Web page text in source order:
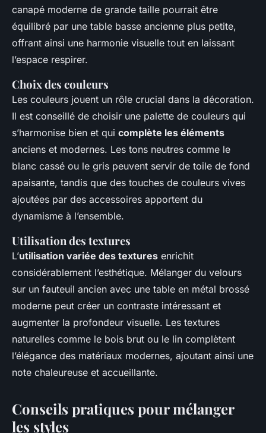
canapé moderne de grande taille pourrait être
équilibré par une table basse ancienne plus petite,
offrant ainsi une harmonie visuelle tout en laissant
l’espace respirer.
Choix des couleurs
Les couleurs jouent un rôle crucial dans la décoration.
Il est conseillé de choisir une palette de couleurs qui
s’harmonise bien et qui complète les éléments
anciens et modernes. Les tons neutres comme le
blanc cassé ou le gris peuvent servir de toile de fond
apaisante, tandis que des touches de couleurs vives
ajoutées par des accessoires apportent du
dynamisme à l’ensemble.
Utilisation des textures
L’utilisation variée des textures enrichit
considérablement l’esthétique. Mélanger du velours
sur un fauteuil ancien avec une table en métal brossé
moderne peut créer un contraste intéressant et
augmenter la profondeur visuelle. Les textures
naturelles comme le bois brut ou le lin complètent
l’élégance des matériaux modernes, ajoutant ainsi une
note chaleureuse et accueillante.
Conseils pratiques pour mélanger
les styles